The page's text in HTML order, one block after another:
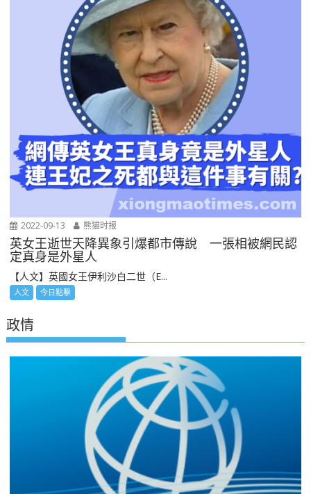
2022-09-13 熊猫时报
英女王逝世天降異象引爆都市傳說 一張相被網民認
定真身是外星人
【人文】英國女王伊利沙白二世（E...
人文 今日點擊
政情